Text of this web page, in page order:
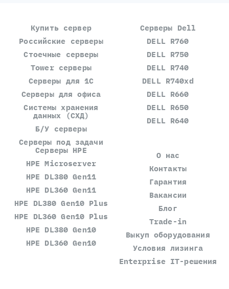
Купить сервер
Российские серверы
Стоечные серверы
Tower серверы
Серверы для 1С
Серверы для офиса
Системы хранения
данных (СХД)
Б/У серверы
Серверы под задачи
Серверы Dell
DELL R760
DELL R750
DELL R740
DELL R740xd
DELL R660
DELL R650
DELL R640
Серверы HPE
HPE Microserver
HPE DL380 Gen11
HPE DL360 Gen11
HPE DL380 Gen10 Plus
HPE DL360 Gen10 Plus
HPE DL380 Gen10
HPE DL360 Gen10
О нас
Контакты
Гарантия
Вакансии
Блог
Trade-in
Выкуп оборудования
Условия лизинга
Enterprise IT-решения